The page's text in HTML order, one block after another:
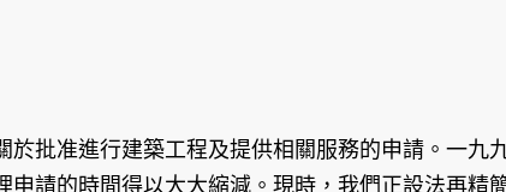
准進行建築工程及提供相關服務的申請。一九
請的時間得以大大縮減。現時，我們正設法再精